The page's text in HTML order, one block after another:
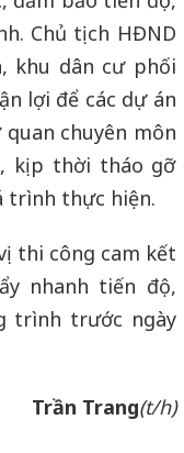
Chủ tịch HĐND
khu dân cư phối
lợi để các dự án
chuyên môn
kịp thời tháo gỡ
trình thực hiện.
thi công cam kết
nhanh tiến độ,
trình trước ngày
Trần Trang(t/h)